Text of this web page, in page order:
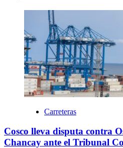
Carreteras
Cosco lleva disputa contra
Chancay ante el Tribunal